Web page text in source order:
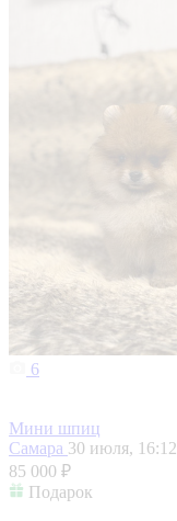
6
Мини шпиц
Самара 30 июля, 16:12
85 000 ₽
Подарок